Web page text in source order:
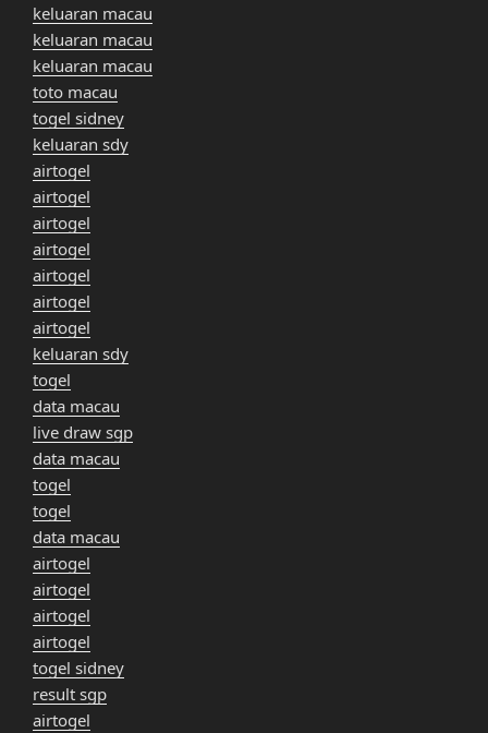
keluaran macau
keluaran macau
keluaran macau
toto macau
togel sidney
keluaran sdy
airtogel
airtogel
airtogel
airtogel
airtogel
airtogel
airtogel
keluaran sdy
togel
data macau
live draw sgp
data macau
togel
togel
data macau
airtogel
airtogel
airtogel
airtogel
togel sidney
result sgp
airtogel